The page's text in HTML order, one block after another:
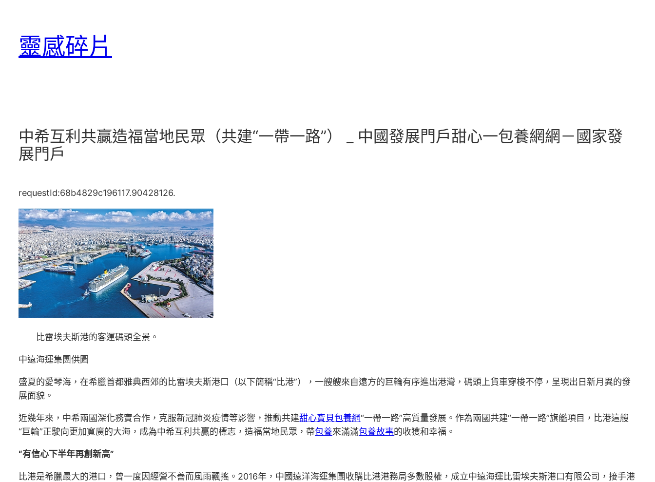
靈感碎片
中希互利共贏造福當地民眾（共建“一帶一路”） _ 中國發展門戶甜心一包養網網－國家發
展門戶
requestId:68b4829c196117.90428126.
比雷埃夫斯港的客運碼頭全景。
中遠海運集團供圖
盛夏的愛琴海，在希臘首都雅典西郊的比雷埃夫斯港口（以下簡稱“比港”），一艘艘來自遠方的巨輪有序進出港灣，碼頭上貨車穿梭不停，呈現出日新月異的發
展面貌。
近幾年來，中希兩國深化務實合作，克服新冠肺炎疫情等影響，推動共建甜心寶貝包養網“一帶一路”高質量發展。作為兩國共建“一帶一路”旗艦項目，比港這艘
“巨輪”正駛向更加寬廣的大海，成為中希互利共贏的標志，造福當地民眾，帶包養來滿滿包養故事的收獲和幸福。
“有信心下半年再創新高”
比港是希臘最大的港口，曾一度因經營不善而風雨飄搖。2016年，中國遠洋海運集團收購比港港務局多數股權，成立中遠海運比雷埃夫斯港口有限公司，接手港